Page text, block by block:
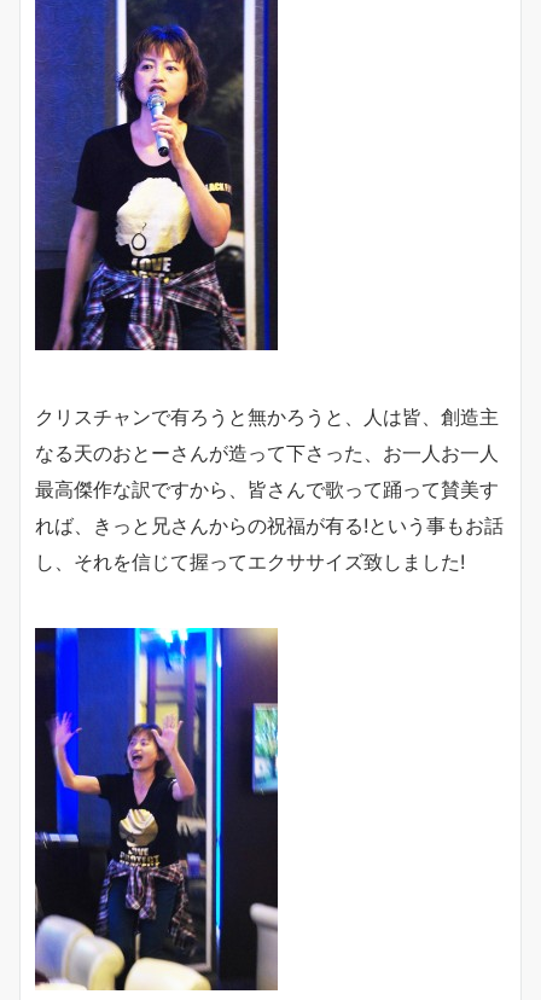
クリスチャンで有ろうと無かろうと、人は皆、創造主
なる天のおとーさんが造って下さった、お一人お一人
最高傑作な訳ですから、皆さんで歌って踊って賛美す
れば、きっと兄さんからの祝福が有る!という事もお話
し、それを信じて握ってエクササイズ致しました!